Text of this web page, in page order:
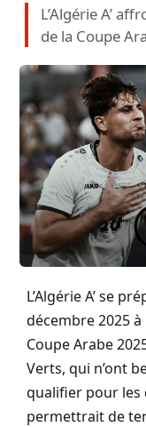
L’Algérie A’
de la Coupe
L’Algérie A’ se
décembre 2025 à
Coupe Arabe
Verts, qui n’ont
qualifier pour les
permettrait de